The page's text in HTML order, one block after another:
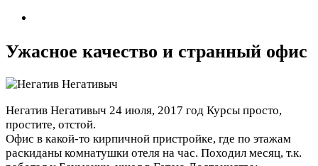
Ужасное качество и странный офис
Негатив Негативыч 24 июля, 2017 год Курсы просто,
простите, отстой.
Офис в какой-то кирпичной пристройке, где по этажам
раскиданы комнатушки отеля на час. Походил месяц, т.к.